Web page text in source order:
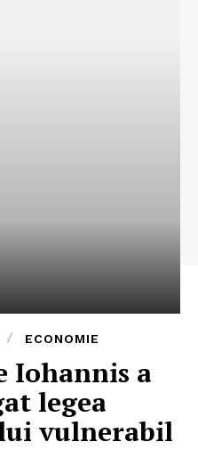
ECONOMIE
Iohannis a
legea
vulnerabil